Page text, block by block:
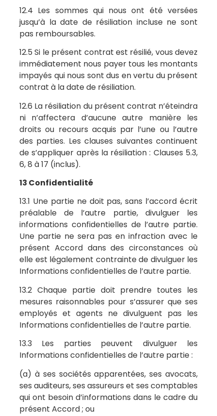
12.4 Les sommes qui nous ont été versées
jusqu’à la date de résiliation incluse ne sont
pas remboursables.
12.5 Si le présent contrat est résilié, vous devez
immédiatement nous payer tous les montants
impayés qui nous sont dus en vertu du présent
contrat à la date de résiliation.
12.6 La résiliation du présent contrat n’éteindra
ni n’affectera d’aucune autre manière les
droits ou recours acquis par l’une ou l’autre
des parties. Les clauses suivantes continuent
de s’appliquer après la résiliation : Clauses 5.3,
6, 8 à 17 (inclus).
13 Confidentialité
13.1 Une partie ne doit pas, sans l’accord écrit
préalable de l’autre partie, divulguer les
informations confidentielles de l’autre partie.
Une partie ne sera pas en infraction avec le
présent Accord dans des circonstances où
elle est légalement contrainte de divulguer les
Informations confidentielles de l’autre partie.
13.2 Chaque partie doit prendre toutes les
mesures raisonnables pour s’assurer que ses
employés et agents ne divulguent pas les
Informations confidentielles de l’autre partie.
13.3 Les parties peuvent divulguer les
Informations confidentielles de l’autre partie :
(a) à ses sociétés apparentées, ses avocats,
ses auditeurs, ses assureurs et ses comptables
qui ont besoin d’informations dans le cadre du
présent Accord ; ou